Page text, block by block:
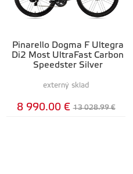
Pinarello Dogma F Ultegra
Di2 Most UltraFast Carbon
Speedster Silver
externý sklad
8 990.00 € 13 028.99 €